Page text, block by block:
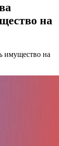
на
имущество на